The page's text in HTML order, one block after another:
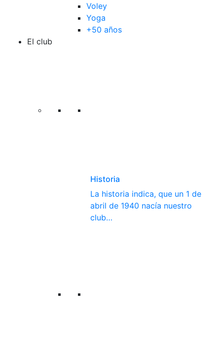
Voley
Yoga
+50 años
El club
Historia
La historia indica, que un 1 de
abril de 1940 nacía nuestro
club…